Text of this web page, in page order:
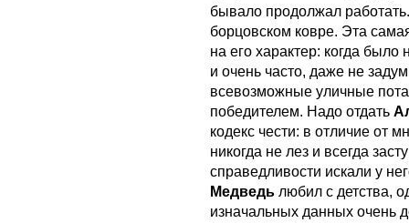
бывало продолжал
борцовском ковре. Эта
на его характер: когда было
и очень часто, даже не
всевозможные уличные
победителем. Надо отдать
кодекс чести: в отличие от
никогда не лез и всегда
справедливости искали у
Медведь любил с детства,
изначальных данных очень